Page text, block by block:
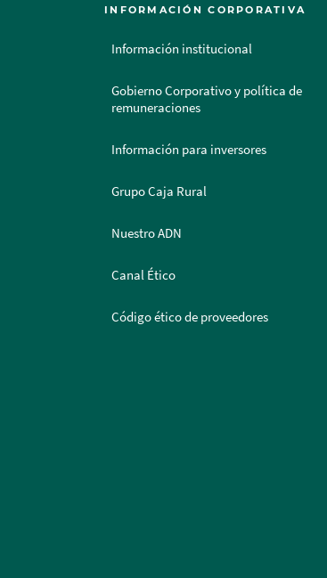
INFORMACIÓN CORPORATIVA
Información institucional
Gobierno Corporativo y política de
remuneraciones
Información para inversores
Grupo Caja Rural
Nuestro ADN
Canal Ético
Código ético de proveedores